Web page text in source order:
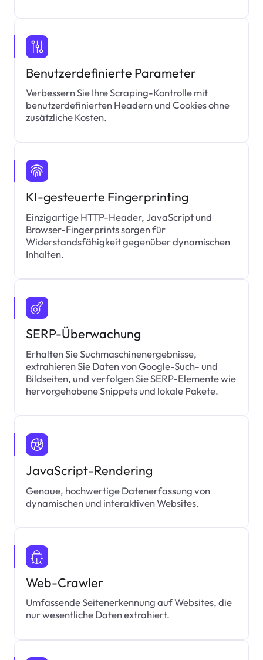
Benutzerdefinierte Parameter
Verbessern Sie Ihre Scraping-Kontrolle mit
benutzerdefinierten Headern und Cookies ohne
zusätzliche Kosten.
KI-gesteuerte Fingerprinting
Einzigartige HTTP-Header, JavaScript und
Browser-Fingerprints sorgen für
Widerstandsfähigkeit gegenüber dynamischen
Inhalten.
SERP-Überwachung
Erhalten Sie Suchmaschinenergebnisse,
extrahieren Sie Daten von Google-Such- und
Bildseiten, und verfolgen Sie SERP-Elemente wie
hervorgehobene Snippets und lokale Pakete.
JavaScript-Rendering
Genaue, hochwertige Datenerfassung von
dynamischen und interaktiven Websites.
Web-Crawler
Umfassende Seitenerkennung auf Websites, die
nur wesentliche Daten extrahiert.